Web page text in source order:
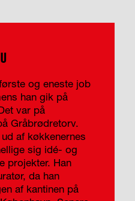
og eneste job
han gik på
var på
Gråbrødretorv.
af køkkenernes
sig idé- og
projekter. Han
da han
af kantinen på